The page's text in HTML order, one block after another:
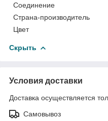
Соединение
Страна-производитель
Цвет
Скрыть
Условия доставки
Доставка осуществляется
Самовывоз